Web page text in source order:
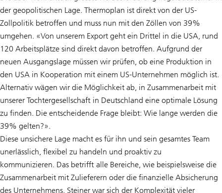
der geopolitischen Lage. Thermoplan ist direkt von der US-
Zollpolitik betroffen und muss nun mit den Zöllen von 39%
umgehen. «Von unserem Export geht ein Drittel in die USA, rund
120 Arbeitsplätze sind direkt davon betroffen. Aufgrund der
neuen Ausgangslage müssen wir prüfen, ob eine Produktion in
den USA in Kooperation mit einem US-Unternehmen möglich ist.
Alternativ wägen wir die Möglichkeit ab, in Zusammenarbeit mit
unserer Tochtergesellschaft in Deutschland eine optimale Lösung
zu finden. Die entscheidende Frage bleibt: Wie lange werden die
39% gelten?».
Diese unsichere Lage macht es für ihn und sein gesamtes Team
unerlässlich, flexibel zu handeln und proaktiv zu
kommunizieren. Das betrifft alle Bereiche, wie beispielsweise die
Zusammenarbeit mit Zulieferern oder die finanzielle Absicherung
des Unternehmens. Steiner war sich der Komplexität vieler